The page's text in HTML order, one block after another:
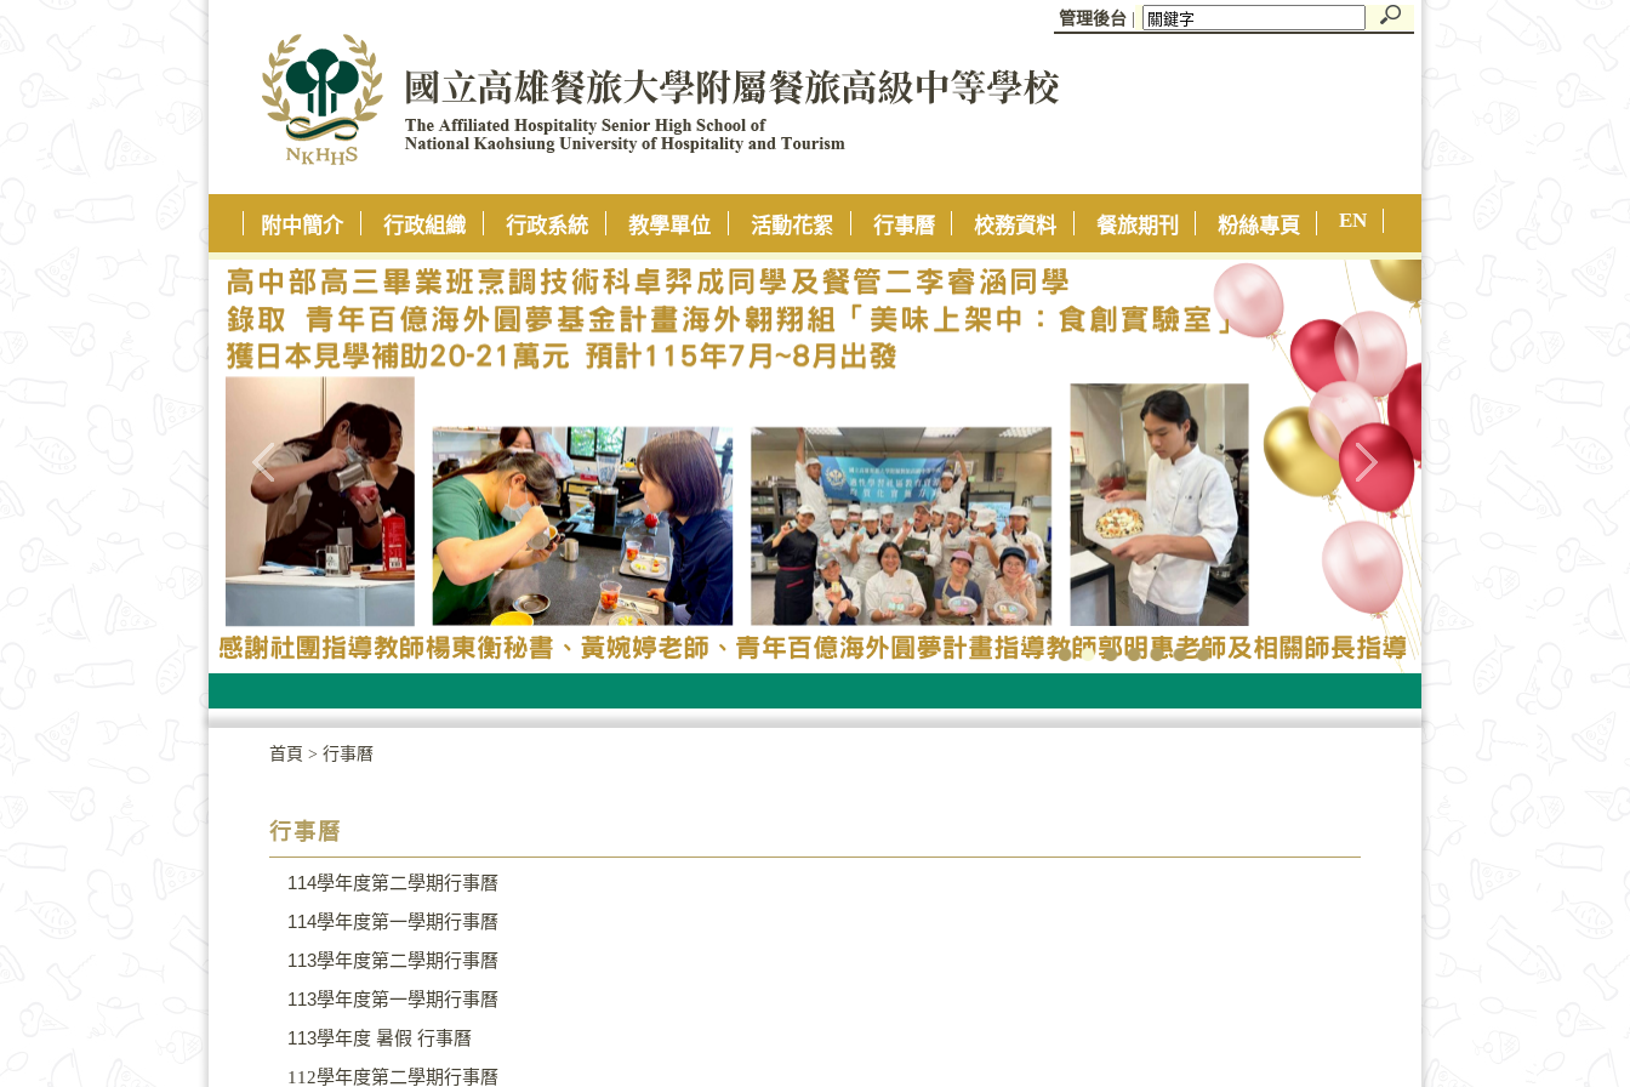
管理後台
附中簡介 行政組織 行政系統 教學單位 活動花絮 行事曆 校務資料 餐旅期刊 粉絲專頁 EN
首頁 > 行事曆
行事曆
114學年度第二學期行事曆
114學年度第一學期行事曆
113學年度第二學期行事曆
113學年度第一學期行事曆
113學年度 暑假 行事曆
112學年度第二學期行事曆